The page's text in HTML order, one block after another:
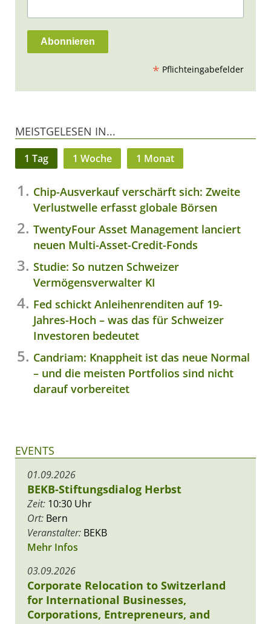
* Pflichteingabefelder
MEISTGELESEN IN...
1 Tag 1 Woche 1 Monat
Chip-Ausverkauf verschärft sich: Zweite
Verlustwelle erfasst globale Börsen
TwentyFour Asset Management lanciert
neuen Multi-Asset-Credit-Fonds
Studie: So nutzen Schweizer
Vermögensverwalter KI
Fed schickt Anleihenrenditen auf 19-
Jahres-Hoch – was das für Schweizer
Investoren bedeutet
Candriam: Knappheit ist das neue Normal
– und die meisten Portfolios sind nicht
darauf vorbereitet
EVENTS
01.09.2026
BEKB-Stiftungsdialog Herbst
Zeit: 10:30 Uhr
Ort: Bern
Veranstalter: BEKB
Mehr Infos
03.09.2026
Corporate Relocation to Switzerland
for International Businesses,
Corporations, Entrepreneurs, and